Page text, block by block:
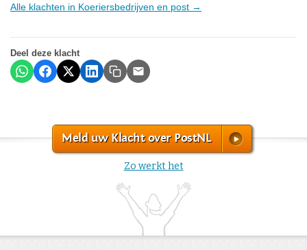
Alle klachten in Koeriersbedrijven en post →
Deel deze klacht
Meld uw Klacht over PostNL
Zo werkt het